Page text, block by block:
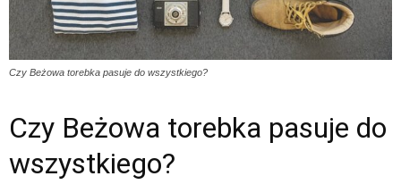
Czy Beżowa torebka pasuje do wszystkiego?
Czy Beżowa torebka pasuje do
wszystkiego?